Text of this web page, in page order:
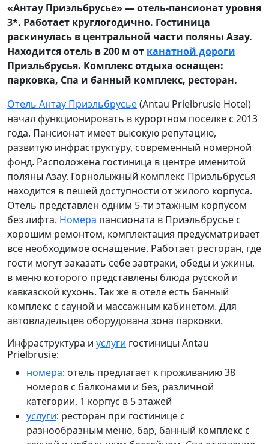
«Антау Приэльбрусье» — отель-пансионат уровня
3*. Работает круглогодично. Гостиница
раскинулась в центральной части поляны Азау.
Находится отель в 200 м от канатной дороги
Приэльбрусья. Комплекс отдыха оснащен:
парковка, Спа и банный комплекс, ресторан.
Отель Антау Приэльбрусье(Antau Prielbrusie Hotel)
начал функционировать в курортном поселке с 2013
года. Пансионат имеет высокую репутацию,
развитую инфраструктуру, современный номерной
фонд. Расположена гостиница в центре именитой
поляны Азау. Горнолыжный комплекс Приэльбрусья
находится в пешей доступности от жилого корпуса.
Отель представлен одним 5-ти этажным корпусом
без лифта. Номера пансионата в Приэльбрусье с
хорошим ремонтом, комплектация предусматривает
все необходимое оснащение. Работает ресторан, где
гости могут заказать себе завтраки, обеды и ужины,
в меню которого представлены блюда русской и
кавказской кухонь. Так же в отеле есть банный
комплекс с сауной и массажным кабинетом. Для
автовладельцев оборудована зона парковки.
Инфраструктура и услуги гостиницы Antau
Prielbrusie:
номера: отель предлагает к проживанию 38
номеров с балконами и без, различной
категории, 1 корпус в 5 этажей
услуги: ресторан при гостинице с
разнообразным меню, бар, банный комплекс с